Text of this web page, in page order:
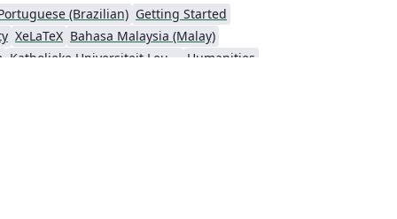
(Brazilian) Getting Started
XeLaTeX Bahasa Malaysia (Malay)
Katholieke Universiteit Leuven (KU Leuven) Humanities